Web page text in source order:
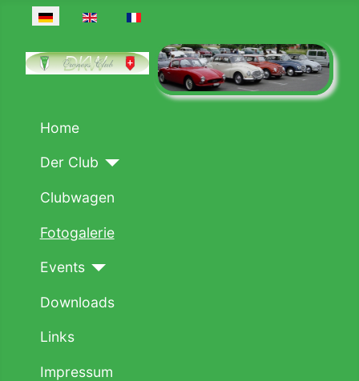
Sprache auswählen
Home
Der Club
Clubwagen
Fotogalerie
Events
Downloads
Links
Impressum